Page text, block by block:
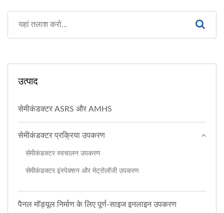
उत्पाद
सेमीकंडक्टर ASRS और AMHS
सेमीकंडक्टर प्रक्रिया उपकरण
सेमीकंडक्टर स्वचालन उपकरण
सेमीकंडक्टर इंस्पेक्शन और मेट्रोलॉजी उपकरण
पैनल मॉड्यूल निर्माण के लिए पूर्ण-साइज इनलाइन उपकरण